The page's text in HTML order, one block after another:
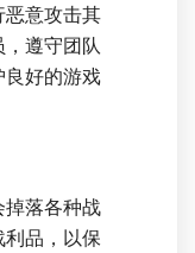
意攻击其
遵守团队
好的游戏
落各种战
品，以保